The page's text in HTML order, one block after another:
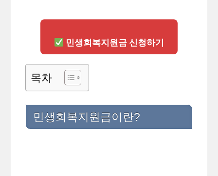
민생회복지원금 신청하기
목차
민생회복지원금이란?